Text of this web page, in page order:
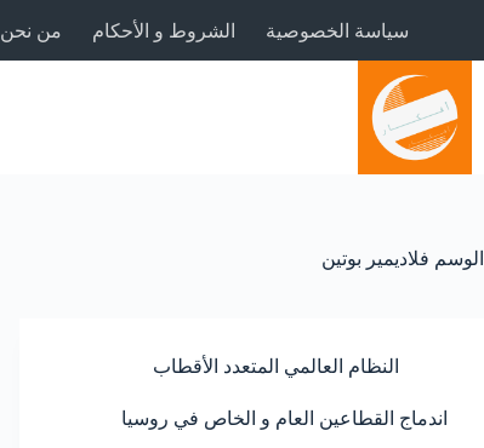
المحتوى
سياسة الخصوصية الشروط و الأحكام من نحن
الوسم فلاديمير بوتين
النظام العالمي المتعدد الأقطاب
اندماج القطاعين العام و الخاص في روسيا